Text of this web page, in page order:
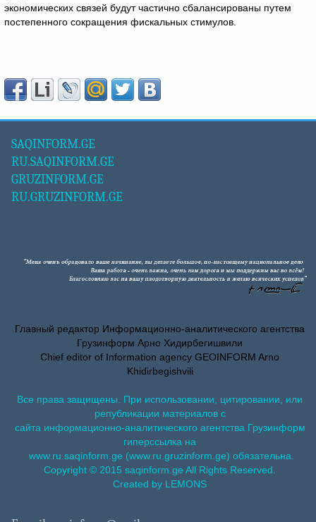
экономических связей будут частично сбалансированы путем
постепенного сокращения фискальных стимулов.
SAQINFORM.GE
RU.SAQINFORM.GE
GRUZINFORM.GE
RU.GRUZINFORM.GE
Главный редактор Информационно-аналитического агентства
Грузинформ Арно Хидирбегишвили
Chief editor of Information agency GEOINFORM Arno
Khidirbegishvili
Все права защищены. При использовании, цитировании, или
републикации материалов с
сайта информационно-аналитического агентства Грузинформ
гиперссылка на
www.ru.saqinform.ge (www.ru.gruzinform.ge) обязательна.
Copyright © 2015 saqinform.ge All Rights Reserved.
Created by LEMONS